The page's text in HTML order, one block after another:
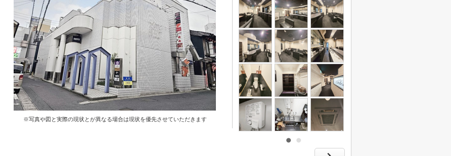
※写真や図と実際の現状とが異なる場合は現状を優先させていただきます